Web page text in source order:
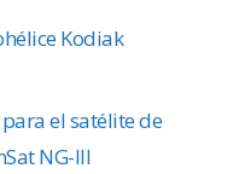
Kodiak
el satélite de
NG-III